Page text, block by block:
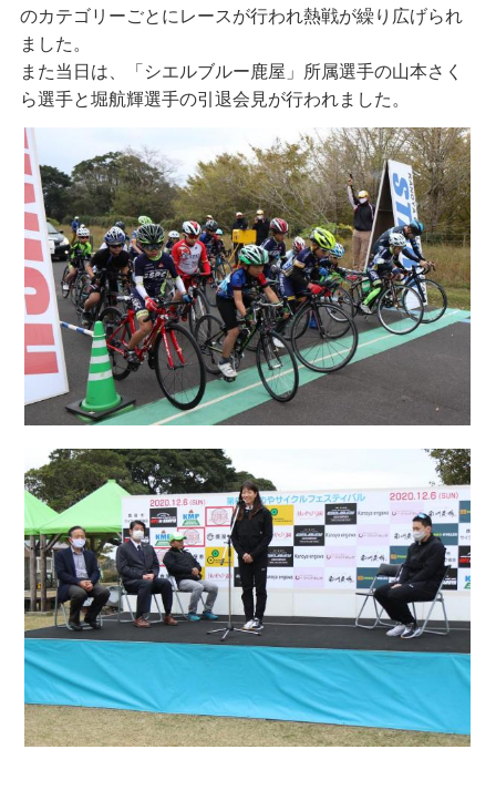
のカテゴリーごとにレースが行われ熱戦が繰り広げられ
ました。
また当日は、「シエルブルー鹿屋」所属選手の山本さく
ら選手と堀航輝選手の引退会見が行われました。